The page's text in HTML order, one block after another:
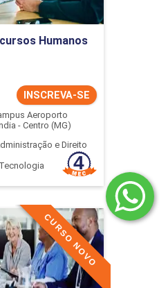
Humanos
INSCREVA-SE
Aeroporto
- Centro (MG)
e Direito
Inscrição
CURSO NOVO
de Serviços em
Saúde
do curso